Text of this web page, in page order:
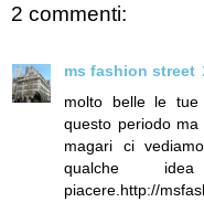
2 commenti:
ms fashion street
molto belle le tue
questo periodo
magari ci
qualche
piacere.http://